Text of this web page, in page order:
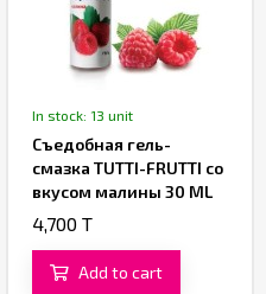
In stock: 13 unit
Съедобная гель-
смазка TUTTI-FRUTTI со
вкусом малины 30 ML
4,700 T
Add to cart